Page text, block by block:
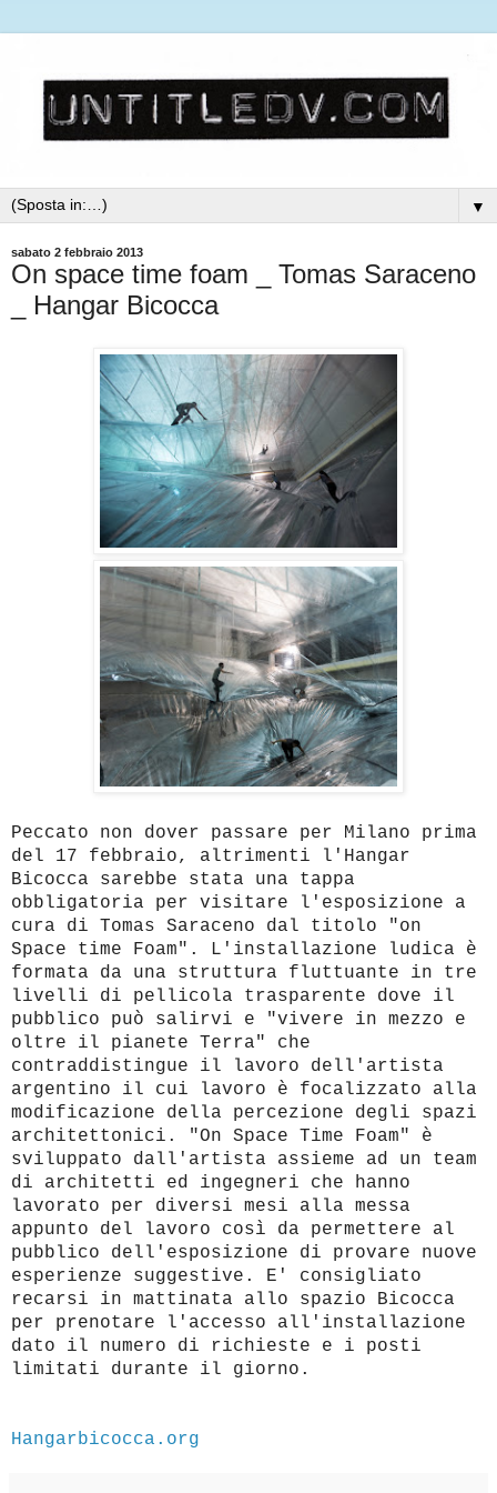
▼
sabato 2 febbraio 2013
On space time foam _ Tomas Saraceno
_ Hangar Bicocca
Peccato non dover passare per Milano prima
del 17 febbraio, altrimenti l'Hangar
Bicocca sarebbe stata una tappa
obbligatoria per visitare l'esposizione a
cura di Tomas Saraceno dal titolo "on
Space time Foam". L'installazione ludica è
formata da una struttura fluttuante in tre
livelli di pellicola trasparente dove il
pubblico può salirvi e "vivere in mezzo e
oltre il pianete Terra" che
contraddistingue il lavoro dell'artista
argentino il cui lavoro è focalizzato alla
modificazione della percezione degli spazi
architettonici. "On Space Time Foam" è
sviluppato dall'artista assieme ad un team
di architetti ed ingegneri che hanno
lavorato per diversi mesi alla messa
appunto del lavoro così da permettere al
pubblico dell'esposizione di provare nuove
esperienze suggestive. E' consigliato
recarsi in mattinata allo spazio Bicocca
per prenotare l'accesso all'installazione
dato il numero di richieste e i posti
limitati durante il giorno.
Hangarbicocca.org